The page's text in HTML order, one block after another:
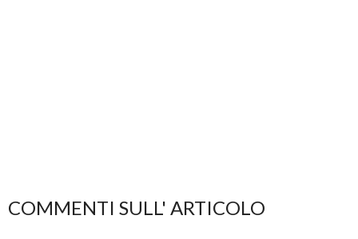
COMMENTI SULL' ARTICOLO